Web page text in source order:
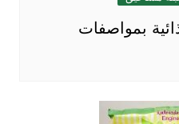
بمواصفات